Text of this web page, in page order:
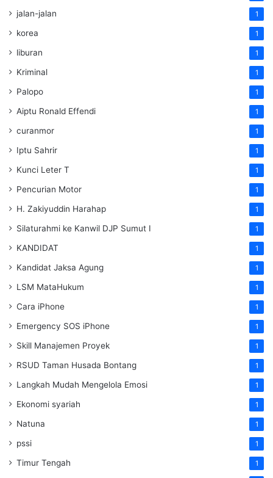
jalan-jalan 1
korea 1
liburan 1
Kriminal 1
Palopo 1
Aiptu Ronald Effendi 1
curanmor 1
Iptu Sahrir 1
Kunci Leter T 1
Pencurian Motor 1
H. Zakiyuddin Harahap 1
Silaturahmi ke Kanwil DJP Sumut I 1
KANDIDAT 1
Kandidat Jaksa Agung 1
LSM MataHukum 1
Cara iPhone 1
Emergency SOS iPhone 1
Skill Manajemen Proyek 1
RSUD Taman Husada Bontang 1
Langkah Mudah Mengelola Emosi 1
Ekonomi syariah 1
Natuna 1
pssi 1
Timur Tengah 1